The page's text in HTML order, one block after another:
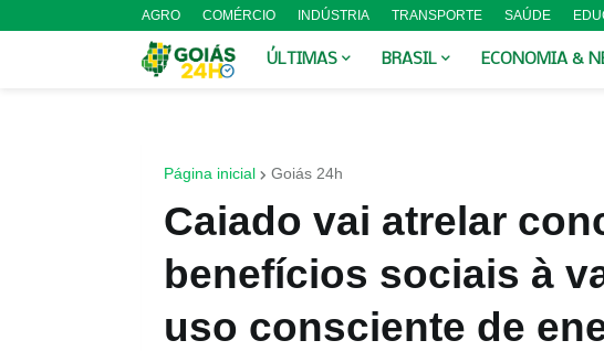
AGRO COMÉRCIO INDÚSTRIA TRANSPORTE SAÚDE
ÚLTIMAS BRASIL ECONOMIA &
Página inicial Goiás 24h
Caiado vai atrelar
benefícios sociais à
uso consciente de